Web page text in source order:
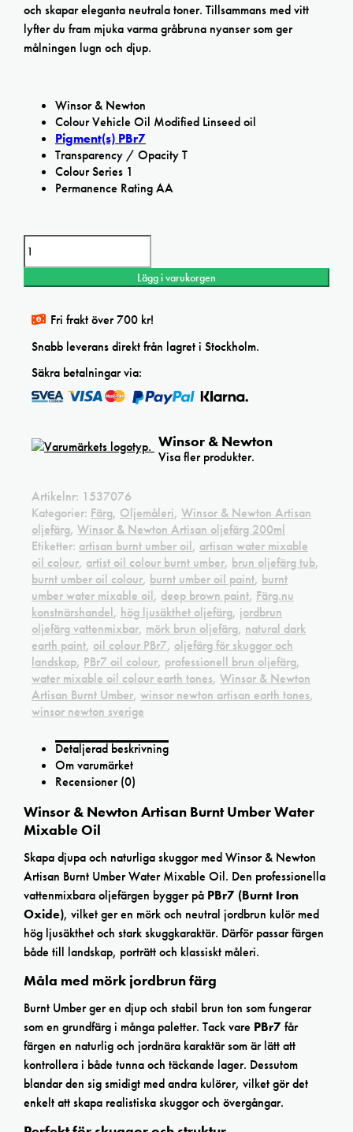
och skapar eleganta neutrala toner. Tillsammans med vitt
lyfter du fram mjuka varma gråbruna nyanser som ger
målningen lugn och djup.
Winsor & Newton
Colour Vehicle Oil Modified Linseed oil
Pigment(s) PBr7
Transparency / Opacity T
Colour Series 1
Permanence Rating AA
Artisan
Burnt
umber
Water
oil
mängd
Lägg i varukorgen
Fri frakt över 700 kr!
Snabb leverans direkt från lagret i Stockholm.
Säkra betalningar via:
Winsor & Newton
Visa fler produkter.
Artikelnr: 1537076
Kategorier: Färg, Oljemåleri, Winsor & Newton Artisan
oljefärg, Winsor & Newton Artisan oljefärg 200ml
Etiketter: artisan burnt umber oil, artisan water mixable
oil colour, artist oil colour burnt umber, brun oljefärg tub,
burnt umber oil colour, burnt umber oil paint, burnt
umber water mixable oil, deep brown paint, Färg.nu
konstnärshandel, hög ljusäkthet oljefärg, jordbrun
oljefärg vattenmixbar, mörk brun oljefärg, natural dark
earth paint, oil colour PBr7, oljefärg för skuggor och
landskap, PBr7 oil colour, professionell brun oljefärg,
water mixable oil colour earth tones, Winsor & Newton
Artisan Burnt Umber, winsor newton artisan earth tones,
winsor newton sverige
Detaljerad beskrivning
Om varumärket
Recensioner (0)
Winsor & Newton Artisan Burnt Umber Water
Mixable Oil
Skapa djupa och naturliga skuggor med Winsor & Newton
Artisan Burnt Umber Water Mixable Oil. Den professionella
vattenmixbara oljefärgen bygger på PBr7 (Burnt Iron
Oxide), vilket ger en mörk och neutral jordbrun kulör med
hög ljusäkthet och stark skuggkaraktär. Därför passar färgen
både till landskap, porträtt och klassiskt måleri.
Måla med mörk jordbrun färg
Burnt Umber ger en djup och stabil brun ton som fungerar
som en grundfärg i många paletter. Tack vare PBr7får
färgen en naturlig och jordnära karaktär som är lätt att
kontrollera i både tunna och täckande lager. Dessutom
blandar den sig smidigt med andra kulörer, vilket gör det
enkelt att skapa realistiska skuggor och övergångar.